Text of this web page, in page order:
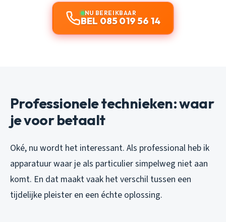
NU BEREIKBAAR
BEL 085 019 56 14
Professionele technieken: waar
je voor betaalt
Oké, nu wordt het interessant. Als professional heb ik
apparatuur waar je als particulier simpelweg niet aan
komt. En dat maakt vaak het verschil tussen een
tijdelijke pleister en een échte oplossing.